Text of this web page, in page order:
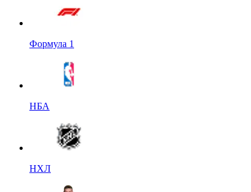
Формула 1
НБА
НХЛ